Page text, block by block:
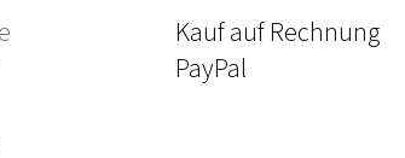
Kauf auf Rechnung
PayPal